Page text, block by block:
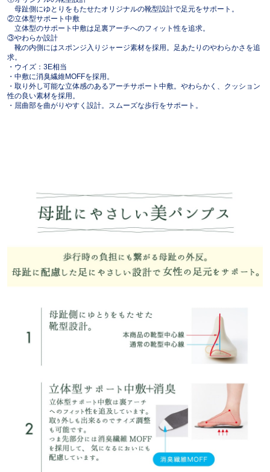
母趾側にゆとりをもたせたオリジナルの靴型設計で足元をサポート。
②立体型サポート中敷
立体型のサポート中敷は足裏アーチへのフィット性を追求。
③やわらか設計
靴の内側にはスポンジ入りジャージ素材を採用。足あたりのやわらかさを追
求。
・ウイズ：3E相当
・中敷に消臭繊維MOFFを採用。
・取り外し可能な立体感のあるアーチサポート中敷。やわらかく、クッション
性の良い素材を採用。
・屈曲部を曲がりやすく設計。スムーズな歩行をサポート。